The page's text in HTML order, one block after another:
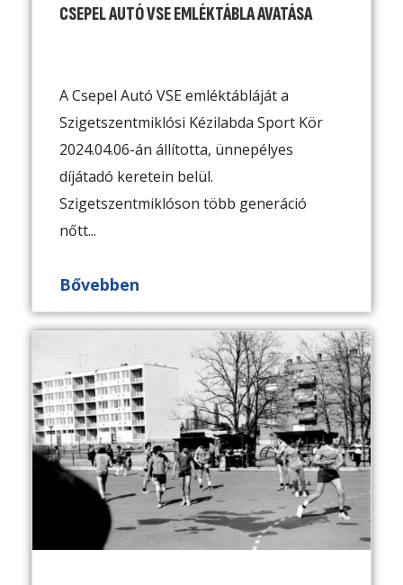
CSEPEL AUTÓ VSE EMLÉKTÁBLA AVATÁSA
A Csepel Autó VSE emléktábláját a
Szigetszentmiklósi Kézilabda Sport Kör
2024.04.06-án állította, ünnepélyes
díjátadó keretein belül.
Szigetszentmiklóson több generáció
nőtt...
Bővebben